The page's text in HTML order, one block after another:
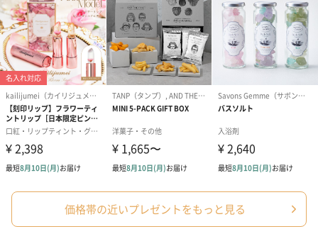
価格帯の近いプレゼントをもっと見る